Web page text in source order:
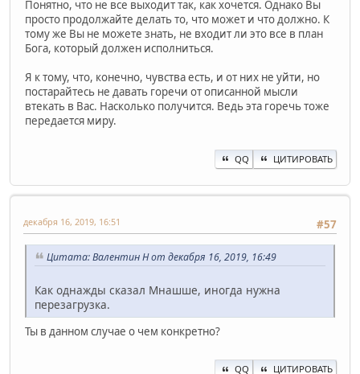
Понятно, что не все выходит так, как хочется. Однако Вы
просто продолжайте делать то, что может и что должно. К
тому же Вы не можете знать, не входит ли это все в план
Бога, который должен исполниться.
Я к тому, что, конечно, чувства есть, и от них не уйти, но
постарайтесь не давать горечи от описанной мысли
втекать в Вас. Насколько получится. Ведь эта горечь тоже
передается миру.
QQ ЦИТИРОВАТЬ
#57
декабря 16, 2019, 16:51
Цитата: Валентин Н от декабря 16, 2019, 16:49
Как однажды сказал Мнашше, иногда нужна
перезагрузка.
Ты в данном случае о чем конкретно?
QQ ЦИТИРОВАТЬ